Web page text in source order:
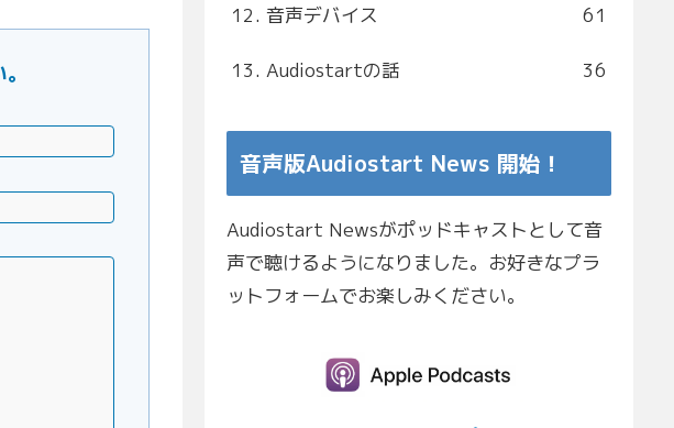
12. 音声デバイス 61
13. Audiostartの話 36
音声版Audiostart News 開始！
Audiostart Newsがポッドキャストとして音
声で聴けるようになりました。お好きなプラ
ットフォームでお楽しみください。